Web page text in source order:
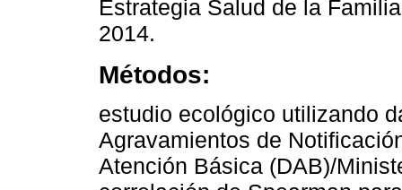
Estrategia Salud de la
2014.
Métodos:
estudio ecológico utilizando
Agravamientos de
Atención Básica (DAB)/